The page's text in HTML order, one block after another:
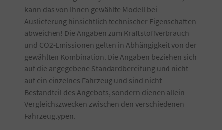
kann das von Ihnen gewählte Modell bei
Auslieferung hinsichtlich technischer Eigenschaften
abweichen! Die Angaben zum Kraftstoffverbrauch
und CO2-Emissionen gelten in Abhängigkeit von der
gewählten Kombination. Die Angaben beziehen sich
auf die angegebene Standardbereifung und nicht
auf ein einzelnes Fahrzeug und sind nicht
Bestandteil des Angebots, sondern dienen allein
Vergleichszwecken zwischen den verschiedenen
Fahrzeugtypen.